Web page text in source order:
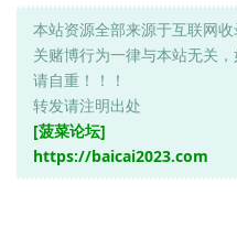
本站资源全部来源于互联网
关赌博行为一律与本站无关
请自重！！！
转发请注明出处
[菠菜论坛]
https://baicai2023.com